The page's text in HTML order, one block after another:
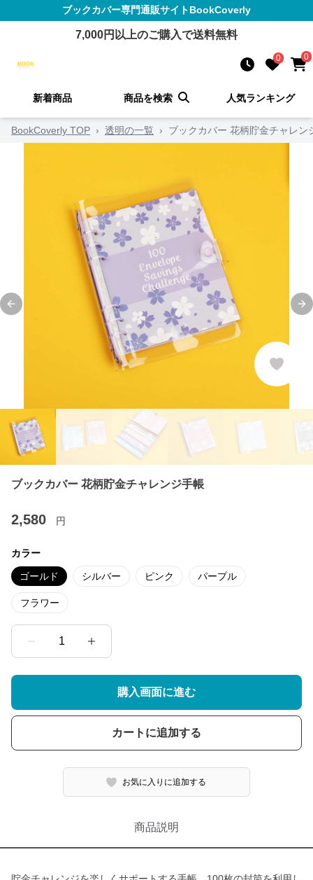
ブックカバー専門通販サイトBookCoverly
7,000円以上のご購入で送料無料
0 0
新着商品 商品を検索 人気ランキング
BookCoverly TOP › 透明の一覧 › ブックカバー 花柄貯金チャレン
Previous slide
ブックカバー 花柄貯金チャレンジ手帳
2,580 円
カラー
ゴールド シルバー ピンク パープル
フラワー
1
購入画面に進む
カートに追加する
お気に入りに追加する
商品説明